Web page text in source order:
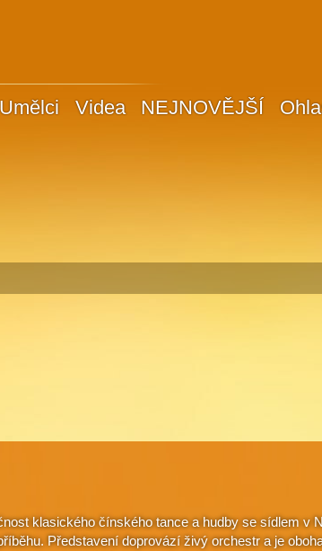
Umělci Videa NEJNOVĚJŠÍ
klasického čínského tance a hudby se sídlem
Představení doprovází živý orchestr a je